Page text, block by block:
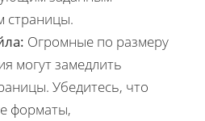
страницы.
Огромные по размеру
могут замедлить
Убедитесь, что
форматы,